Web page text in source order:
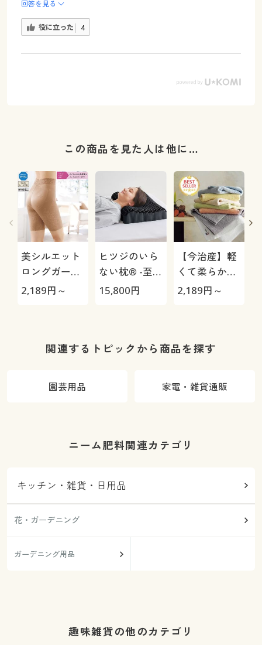
回答を見る
役に立った 4
この商品を見た人は他に…
美シルエット
ロングガード
ル(ミディアム
2,189円～
ヒツジのいら
ない枕® -至
極-
15,800円
【今治産】軽
くて柔らかい
タオル(同色2
ものに
2,189円～
関連するトピックから商品を探す
園芸用品 家電・雑貨通販
ニーム肥料関連カテゴリ
キッチン・雑貨・日用品
花・ガーデニング
ガーデニング用品
趣味雑貨の他のカテゴリ